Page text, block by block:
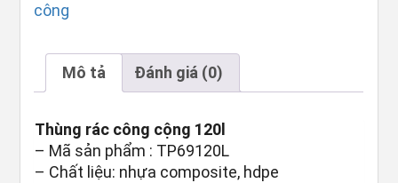
công
Mô tả Đánh giá (0)
Thùng rác công cộng 120l
– Mã sản phẩm : TP69120L
– Chất liệu: nhựa composite, hdpe